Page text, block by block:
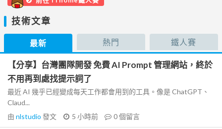
技術文章
最新 熱門 鐵人賽
【分享】台灣團隊開發 免費 AI Prompt 管理網站，終於
不用再到處找提示詞了
最近 AI 幾乎已經變成每天工作都會用到的工具。像是 ChatGPT、
Claud...
由 nlstudio 發文 5 小時前 0個留言